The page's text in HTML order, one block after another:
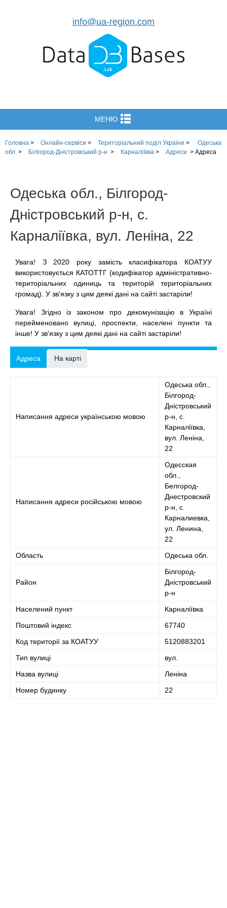
info@ua-region.com
МЕНЮ
Головна > Онлайн-сервіси > Територіальний поділ України >
Одеська
обл. > Білгород-Дністровський р-н > Карналіївка > Адреси > Адреса
Одеська обл., Білгород-
Дністровський р-н, с.
Карналіївка, вул. Леніна, 22
Увага! З 2020 року замість класифікатора КОАТУУ
використовується КАТОТТГ (кодифікатор адміністративно-
територіальних одиниць та територій територіальних
громад). У зв'язку з цим деякі дані на сайті застаріли!
Увага! Згідно із законом про декомунізацію в Україні
перейменовано вулиці, проспекти, населені пункти та
інше! У зв'язку з цим деякі дані на сайті застаріли!
Адреса На карті
Написання адреси українською мовою
Одеська обл.,
Білгород-
Дністровський
р-н, с.
Карналіївка,
вул. Леніна,
22
Написання адреси російською мовою
Одесская
обл.,
Белгород-
Днестровский
р-н, с.
Карналиевка,
ул. Ленина,
22
Область
Одеська обл.
Район
Білгород-
Дністровський
р-н
Населений пункт
Карналіївка
Поштовий індекс
67740
Код території за КОАТУУ
5120883201
Тип вулиці
вул.
Назва вулиці
Леніна
Номер будинку
22